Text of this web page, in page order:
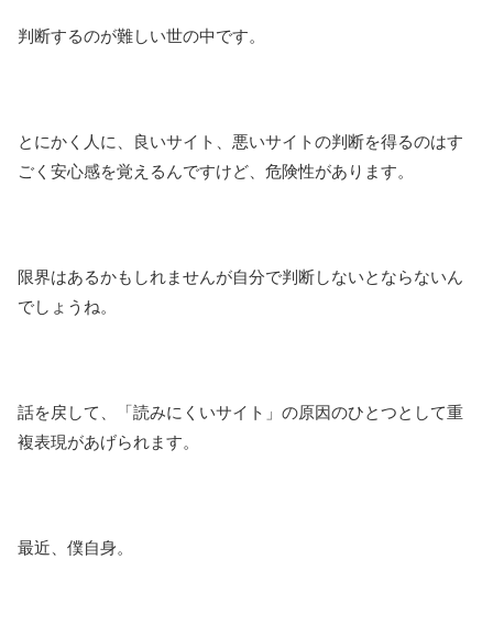
判断するのが難しい世の中です。
とにかく人に、良いサイト、悪いサイトの判断を得るのはす
ごく安心感を覚えるんですけど、危険性があります。
限界はあるかもしれませんが自分で判断しないとならないん
でしょうね。
話を戻して、「読みにくいサイト」の原因のひとつとして重
複表現があげられます。
最近、僕自身。